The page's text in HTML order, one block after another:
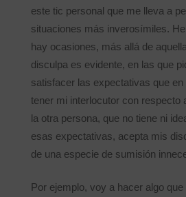
este tic personal que me lleva a
situaciones más inverosímiles.
hay ocasiones, más allá de
disculpa es evidente, en las que
satisfacer las expectativas que
tener mi interlocutor con
la otra persona, que no tiene ni
esas expectativas, acepta mis
de una especie de sumisión
Por ejemplo, voy a hacer algo